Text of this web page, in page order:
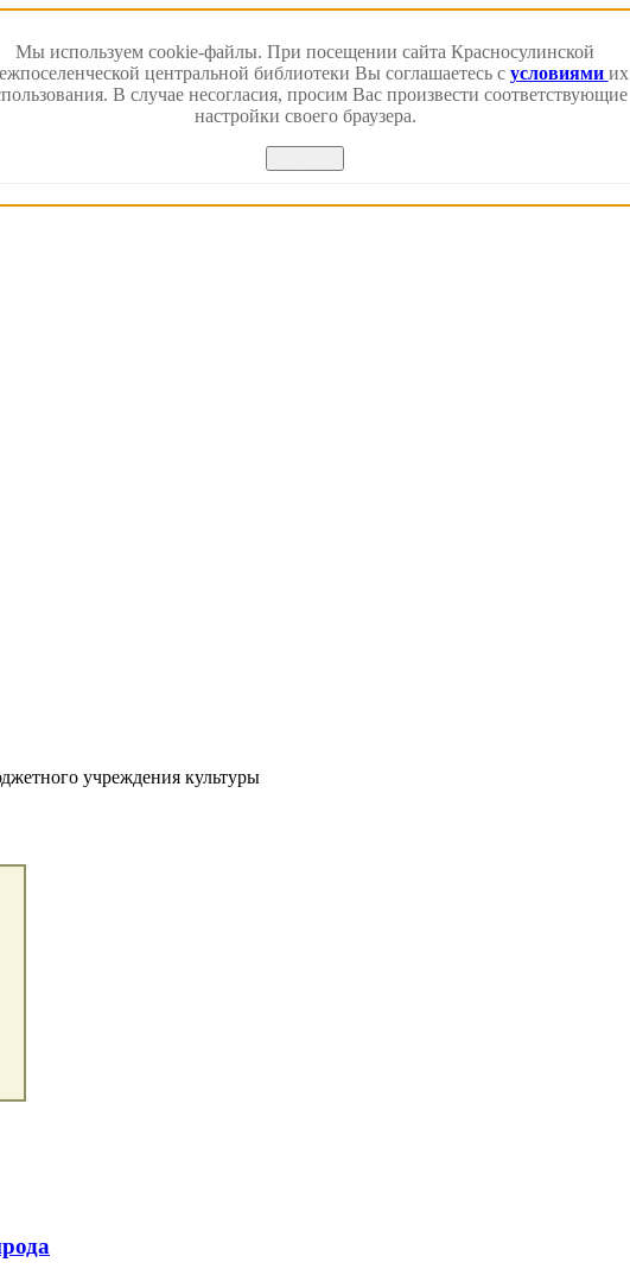
Мы используем cookie-файлы. При посещении сайта Красносулинской
центральной библиотеки Вы соглашаетесь с условиями их
В случае несогласия, просим Вас произвести соответствующие
настройки своего браузера.
учреждения культуры